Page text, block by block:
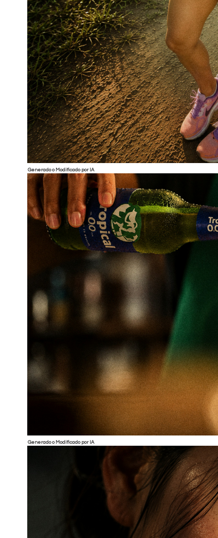
Generado o Modificado por IA
Generado o Modificado por IA